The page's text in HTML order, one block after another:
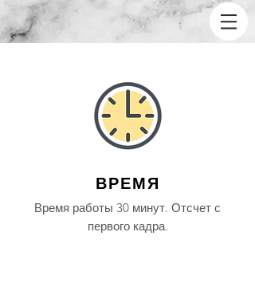
ВРЕМЯ
Время работы 30 минут. Отсчет с
первого кадра.